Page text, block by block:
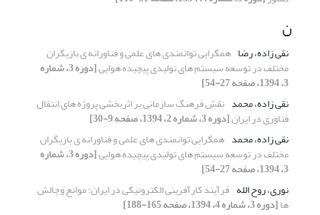
ن
نقی زاده، رضا همگرایی توانمندی های علمی و فناورانه ی بازیگران
مختلف در توسعه سیستم های تولیدی پیچیده هوایی [دوره 3، شماره
3، 1394، صفحه 27-54]
نقی زاده، محمد نقش فرهنگ سازمانی بر اثربخشی پروژه های انتقال
فناوری در ایران[دوره 3، شماره 2، 1394، صفحه 9-30]
نقی زاده، محمد همگرایی توانمندی های علمی و فناورانه ی بازیگران
مختلف در توسعه سیستم های تولیدی پیچیده هوایی [دوره 3، شماره
3، 1394، صفحه 27-54]
نوری، روح الله فرآیند کارآفرینی الکترونیکی در ایران؛ موانع وچالش
ها[دوره 3، شماره 4، 1394، صفحه 165-188]